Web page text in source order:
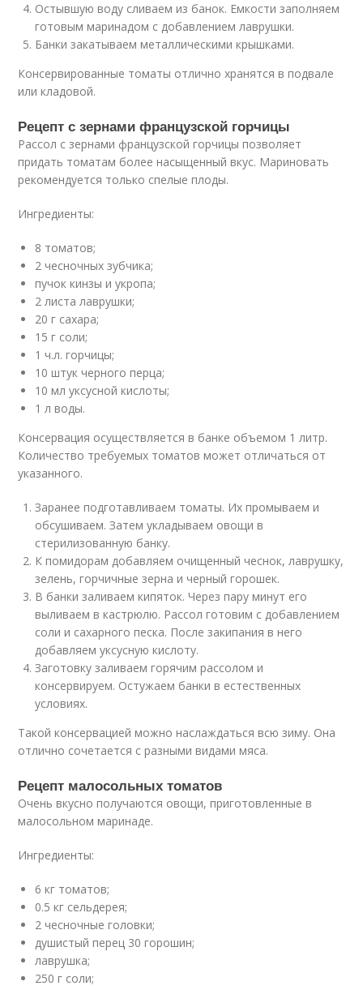
Остывшую воду сливаем из банок. Емкости заполняем
готовым маринадом с добавлением лаврушки.
Банки закатываем металлическими крышками.
Консервированные томаты отлично хранятся в подвале
или кладовой.
Рецепт с зернами французской горчицы
Рассол с зернами французской горчицы позволяет
придать томатам более насыщенный вкус. Мариновать
рекомендуется только спелые плоды.
Ингредиенты:
8 томатов;
2 чесночных зубчика;
пучок кинзы и укропа;
2 листа лаврушки;
20 г сахара;
15 г соли;
1 ч.л. горчицы;
10 штук черного перца;
10 мл уксусной кислоты;
1 л воды.
Консервация осуществляется в банке объемом 1 литр.
Количество требуемых томатов может отличаться от
указанного.
Заранее подготавливаем томаты. Их промываем и
обсушиваем. Затем укладываем овощи в
стерилизованную банку.
К помидорам добавляем очищенный чеснок, лаврушку,
зелень, горчичные зерна и черный горошек.
В банки заливаем кипяток. Через пару минут его
выливаем в кастрюлю. Рассол готовим с добавлением
соли и сахарного песка. После закипания в него
добавляем уксусную кислоту.
Заготовку заливаем горячим рассолом и
консервируем. Остужаем банки в естественных
условиях.
Такой консервацией можно наслаждаться всю зиму. Она
отлично сочетается с разными видами мяса.
Рецепт малосольных томатов
Очень вкусно получаются овощи, приготовленные в
малосольном маринаде.
Ингредиенты:
6 кг томатов;
0.5 кг сельдерея;
2 чесночные головки;
душистый перец 30 горошин;
лаврушка;
250 г соли;